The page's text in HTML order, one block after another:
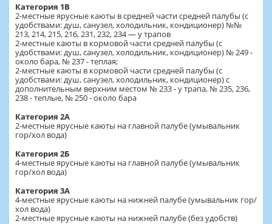
Категория 1В
2-местные ярусные каюты в средней части средней палубы (с
удобствами: душ, санузел, холодильник, кондиционер) №№
213, 214, 215, 216, 231, 232, 234 — у трапов
2-местные каюты в кормовой части средней палубы (с
удобствами: душ, санузел, холодильник, кондиционер) № 249 -
около бара, № 237 - теплая;
2-местные каюты в кормовой части средней палубы (с
удобствами: душ, санузел, холодильник, кондиционер) с
дополнительным верхним местом № 233 - у трапа, № 235, 236,
238 - теплые, № 250 - около бара
Категория 2А
2-местные ярусные каюты на главной палубе (умывальник
гор/хол вода)
Категория 2Б
4-местные ярусные каюты на главной палубе (умывальник
гор/хол вода)
Категория 3А
4-местные ярусные каюты на нижней палубе (умывальник гор/
хол вода)
2-местные ярусные каюты на нижней палубе (без удобств)